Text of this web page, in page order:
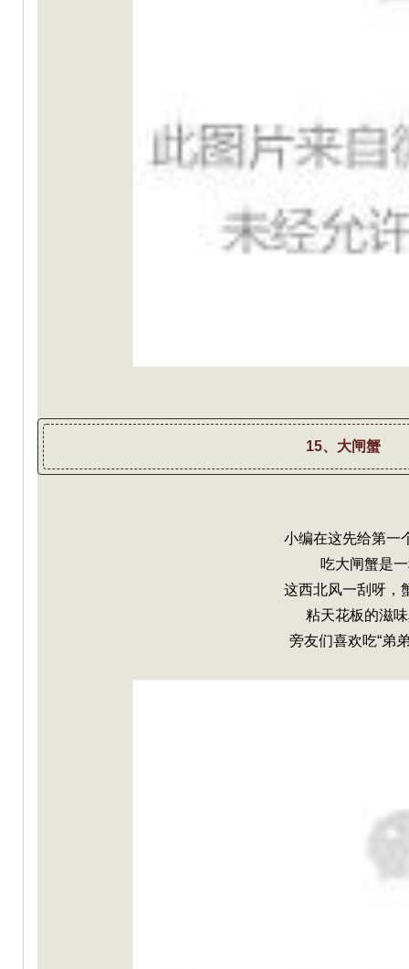
15、大闸蟹
小编在这先给第一
吃大闸蟹是
这西北风一刮呀，
粘天花板的滋
旁友们喜欢吃“弟